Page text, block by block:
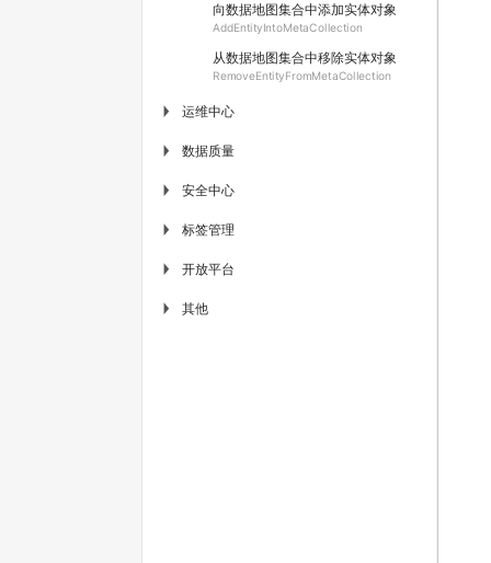
向数据地图集合中添加实体对象
AddEntityIntoMetaCollection
从数据地图集合中移除实体对象
RemoveEntityFromMetaCollection
▶ 运维中心
▶ 数据质量
▶ 安全中心
▶ 标签管理
▶ 开放平台
▶ 其他